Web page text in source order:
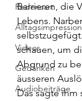
Redensart
Videos
Gedanken
Audiobeiträge
Barrieren, die
Lebens.
schauen, um
Abgrund zu
äusseren
Das sagte ihm